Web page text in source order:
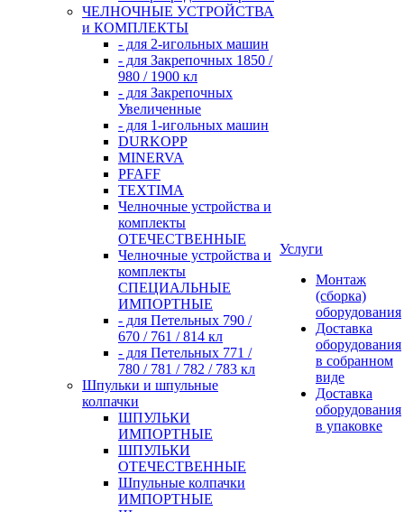
ЧЕЛНОЧНЫЕ УСТРОЙСТВА
и КОМПЛЕКТЫ
- для 2-игольных машин
- для Закрепочных 1850 /
980 / 1900 кл
- для Закрепочных
Увеличенные
- для 1-игольных машин
DURKOPP
MINERVA
PFAFF
TEXTIMA
Челночные устройства и
комплекты
ОТЕЧЕСТВЕННЫЕ
Челночные устройства и
комплекты
СПЕЦИАЛЬНЫЕ
ИМПОРТНЫЕ
- для Петельных 790 /
670 / 761 / 814 кл
- для Петельных 771 /
780 / 781 / 782 / 783 кл
Шпульки и шпульные
колпачки
ШПУЛЬКИ
ИМПОРТНЫЕ
ШПУЛЬКИ
ОТЕЧЕСТВЕННЫЕ
Шпульные колпачки
ИМПОРТНЫЕ
Услуги
Монтаж
(сборка)
оборудования
Доставка
оборудования
в собранном
виде
Доставка
оборудования
в упаковке